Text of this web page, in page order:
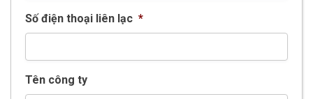
Số điện thoại liên lạc *
Tên công ty